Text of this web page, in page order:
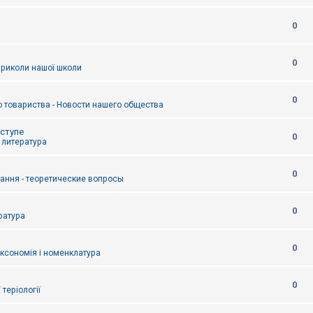
0
нашої школи 0
- Новости нашего общества 0
литература 0
- теоретические вопросы 0
0
і номенклатура 0
0